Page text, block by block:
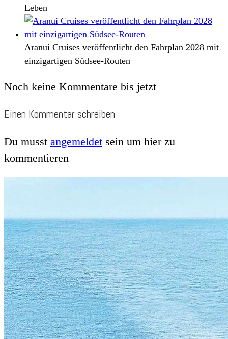
Leben
Aranui Cruises veröffentlicht den Fahrplan 2028 mit
einzigartigen Südsee-Routen
Noch keine Kommentare bis jetzt
Einen Kommentar schreiben
Du musst angemeldet sein um hier zu
kommentieren